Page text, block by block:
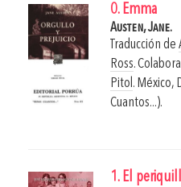
0. Emma
Austen, Jane.
Traducción de
Ross.
Pitol . México,
Cuantos...).
1. El